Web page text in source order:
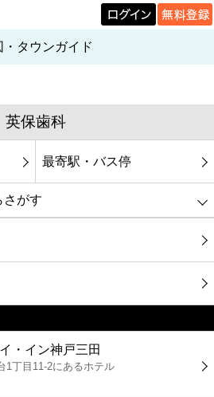
・タウンガイド
英保歯科
最寄駅・バス停
さがす
・イン神戸三田
1丁目11-2にあるホテル